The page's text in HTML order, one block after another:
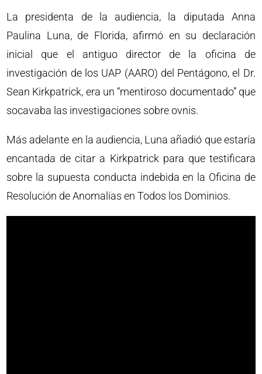
La presidenta de la audiencia, la diputada Anna
Paulina Luna, de Florida, afirmó en su declaración
inicial que el antiguo director de la oficina de
investigación de los UAP (AARO) del Pentágono, el Dr.
Sean Kirkpatrick, era un “mentiroso documentado” que
socavaba las investigaciones sobre ovnis.
Más adelante en la audiencia, Luna añadió que estaría
encantada de citar a Kirkpatrick para que testificara
sobre la supuesta conducta indebida en la Oficina de
Resolución de Anomalías en Todos los Dominios.